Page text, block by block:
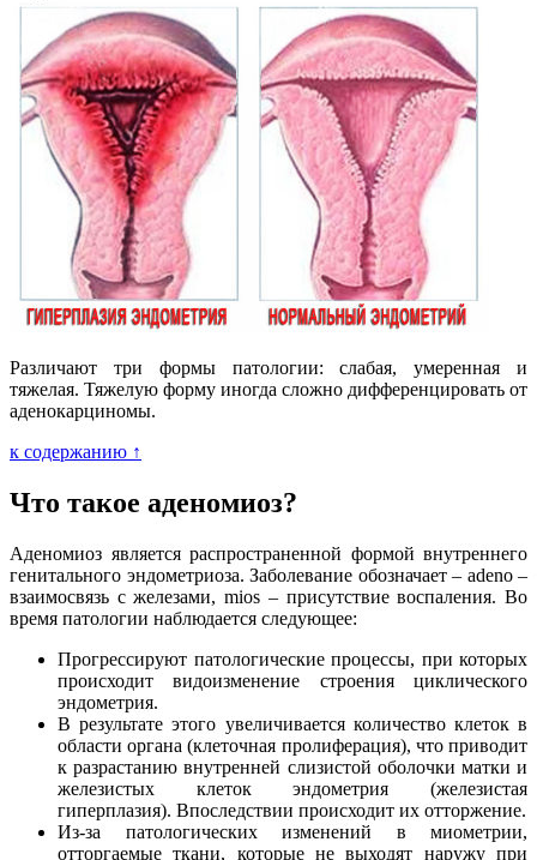
Различают три формы патологии: слабая, умеренная и
тяжелая. Тяжелую форму иногда сложно дифференцировать от
аденокарциномы.
к содержанию ↑
Что такое аденомиоз?
Аденомиоз является распространенной формой внутреннего
генитального эндометриоза. Заболевание обозначает – adeno –
взаимосвязь с железами, mios – присутствие воспаления. Во
время патологии наблюдается следующее:
Прогрессируют патологические процессы, при которых
происходит видоизменение строения циклического
эндометрия.
В результате этого увеличивается количество клеток в
области органа (клеточная пролиферация), что приводит
к разрастанию внутренней слизистой оболочки матки и
железистых клеток эндометрия (железистая
гиперплазия). Впоследствии происходит их отторжение.
Из-за патологических изменений в миометрии,
отторгаемые ткани, которые не выходят наружу при